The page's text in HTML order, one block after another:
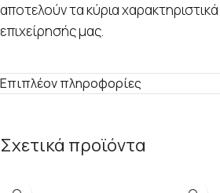
αποτελούν τα κύρια
επιχείρησής μας.
Επιπλέον πληροφορίες
Σχετικά προϊόντα